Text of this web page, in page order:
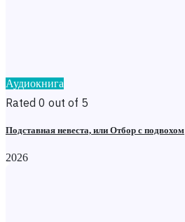
Аудиокнига
Rated 0 out of 5
Подставная невеста, или Отбор с подвохом
2026